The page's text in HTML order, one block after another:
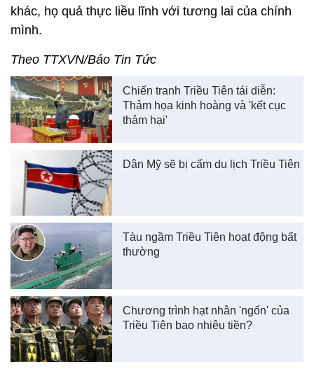
khác, họ quả thực liều lĩnh với tương lai của chính
mình.
Theo TTXVN/Báo Tin Tức
Chiến tranh Triều Tiên tái diễn:
Thảm họa kinh hoàng và 'kết cục
thảm hại'
Dân Mỹ sẽ bị cấm du lịch Triều Tiên
Tàu ngầm Triều Tiên hoạt động bất
thường
Chương trình hạt nhân 'ngốn' của
Triều Tiên bao nhiêu tiền?